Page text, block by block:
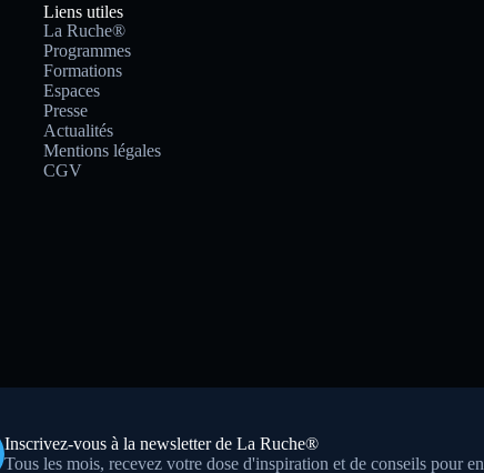
Liens utiles
La Ruche®
Programmes
Formations
Espaces
Presse
Actualités
Mentions légales
CGV
Inscrivez-vous à la newsletter de La Ruche®
Tous les mois, recevez votre dose d'inspiration et de conseils pour